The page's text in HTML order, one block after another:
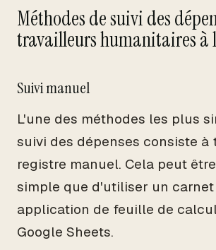
Méthodes de suivi des
travailleurs humanitaires à
Suivi manuel
L'une des méthodes les plus
suivi des dépenses consiste à
registre manuel. Cela peut
simple que d'utiliser un carnet
application de feuille de
Google Sheets.